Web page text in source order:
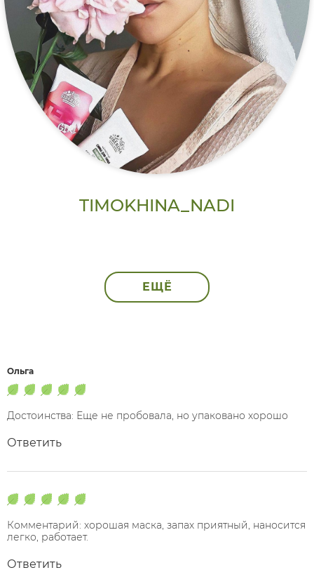
TIMOKHINA_NADI
ЕЩЁ
Ольга
Достоинства: Еще не пробовала, но упаковано хорошо
Ответить
Комментарий: хорошая маска, запах приятный, наносится
легко, работает.
Ответить